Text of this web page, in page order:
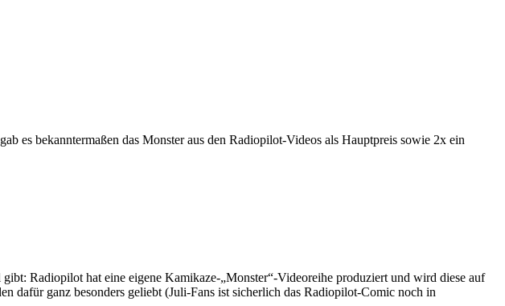
es bekanntermaßen das Monster aus den Radiopilot-Videos als Hauptpreis sowie 2x ein
Radiopilot hat eine eigene Kamikaze-„Monster“-Videoreihe produziert und wird diese auf
dafür ganz besonders geliebt (Juli-Fans ist sicherlich das Radiopilot-Comic noch in